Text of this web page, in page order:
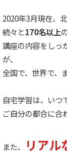
2020年3月現在、
続々と170名以上
講座の内容をしっ
が、
全国で、世界で、
自宅学習は、いつ
ご自分の都合に合
また、
リアル